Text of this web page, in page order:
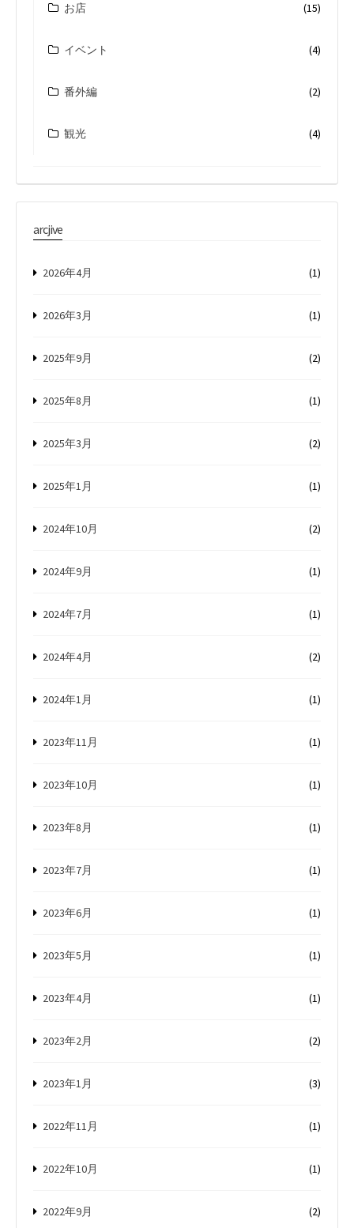
お店 (15)
イベント (4)
番外編 (2)
観光 (4)
arcjive
2026年4月 (1)
2026年3月 (1)
2025年9月 (2)
2025年8月 (1)
2025年3月 (2)
2025年1月 (1)
2024年10月 (2)
2024年9月 (1)
2024年7月 (1)
2024年4月 (2)
2024年1月 (1)
2023年11月 (1)
2023年10月 (1)
2023年8月 (1)
2023年7月 (1)
2023年6月 (1)
2023年5月 (1)
2023年4月 (1)
2023年2月 (2)
2023年1月 (3)
2022年11月 (1)
2022年10月 (1)
2022年9月 (2)